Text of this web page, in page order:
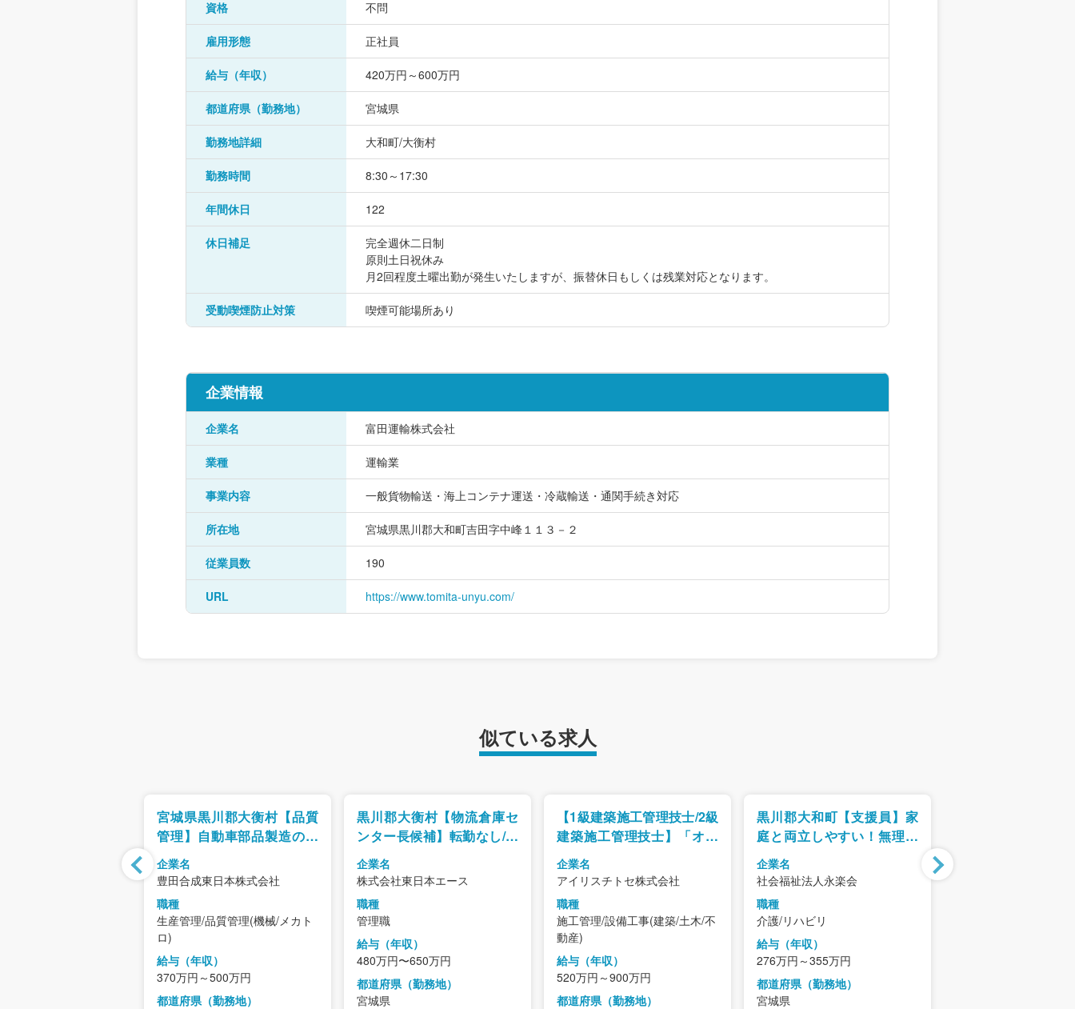
資格 不問
雇用形態 正社員
給与（年収） 420万円～600万円
都道府県（勤務地） 宮城県
勤務地詳細 大和町/大衡村
勤務時間 8:30～17:30
年間休日 122
休日補足
完全週休二日制
原則土日祝休み
月2回程度土曜出勤が発生いたしますが、振替休日もしくは残業対応となります。
受動喫煙防止対策 喫煙可能場所あり
企業情報
企業名 富田運輸株式会社
業種 運輸業
事業内容 一般貨物輸送・海上コンテナ運送・冷蔵輸送・通関手続き対応
所在地 宮城県黒川郡大和町吉田字中峰１１３－２
従業員数 190
URL https://www.tomita-unyu.com/
似ている求人
宮城県黒川郡大衡村【品質
管理】自動車部品製造の品
質管理/完全週休二日制・年
休121日/トヨタ自動車グル
企業名
豊田合成東日本株式会社
職種
生産管理/品質管理(機械/メカト
ロ)
給与（年収）
370万円～500万円
都道府県（勤務地）
黒川郡大衡村【物流倉庫セ
ンター長候補】転勤なし/大
手製紙メーカー取引あり
企業名
株式会社東日本エース
職種
管理職
給与（年収）
480万円〜650万円
都道府県（勤務地）
宮城県
【1級建築施工管理技士/2級
建築施工管理技士】「オフ
ィス・商業施設の内装仕上
げ工事・家具設置工事」
企業名
アイリスチトセ株式会社
職種
施工管理/設備工事(建築/土木/不
動産)
給与（年収）
520万円～900万円
都道府県（勤務地）
黒川郡大和町【支援員】家
庭と両立しやすい！無理な
く続けられる働き方
企業名
社会福祉法人永楽会
職種
介護/リハビリ
給与（年収）
276万円～355万円
都道府県（勤務地）
宮城県